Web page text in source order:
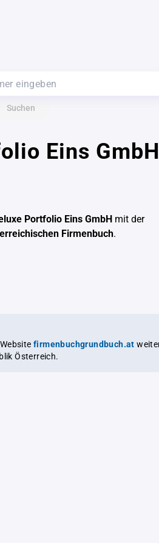
Suchen
Eins GmbH
Portfolio Eins GmbH mit der
Firmenbuch.
firmenbuchgrundbuch.at weitergeleitet,
Österreich.